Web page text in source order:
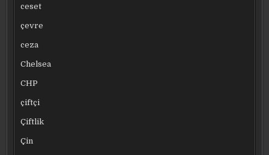
ceset
çevre
ceza
Chelsea
CHP
çiftçi
Çiftlik
Çin